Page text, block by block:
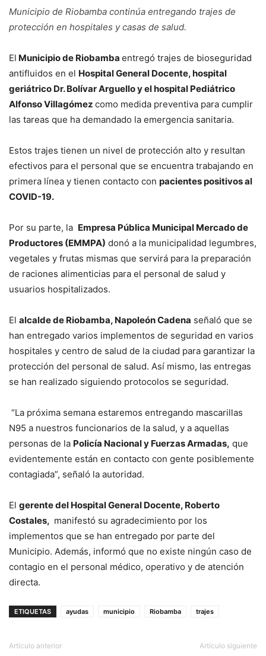
Municipio de Riobamba continúa entregando trajes de
protección en hospitales y casas de salud.
El Municipio de Riobamba entregó trajes de bioseguridad
antifluidos en el Hospital General Docente, hospital
geriátrico Dr. Bolívar Arguello y el hospital Pediátrico
Alfonso Villagómez como medida preventiva para cumplir
las tareas que ha demandado la emergencia sanitaria.
Estos trajes tienen un nivel de protección alto y resultan
efectivos para el personal que se encuentra trabajando en
primera línea y tienen contacto con pacientes positivos al
COVID-19.
Por su parte, la Empresa Pública Municipal Mercado de
Productores (EMMPA) donó a la municipalidad legumbres,
vegetales y frutas mismas que servirá para la preparación
de raciones alimenticias para el personal de salud y
usuarios hospitalizados.
El alcalde de Riobamba, Napoleón Cadena señaló que se
han entregado varios implementos de seguridad en varios
hospitales y centro de salud de la ciudad para garantizar la
protección del personal de salud. Así mismo, las entregas
se han realizado siguiendo protocolos se seguridad.
“La próxima semana estaremos entregando mascarillas
N95 a nuestros funcionarios de la salud, y a aquellas
personas de la Policía Nacional y Fuerzas Armadas, que
evidentemente están en contacto con gente posiblemente
contagiada”, señaló la autoridad.
El gerente del Hospital General Docente, Roberto
Costales, manifestó su agradecimiento por los
implementos que se han entregado por parte del
Municipio. Además, informó que no existe ningún caso de
contagio en el personal médico, operativo y de atención
directa.
ETIQUETAS ayudas municipio Riobamba trajes
Artículo anterior Artículo siguiente